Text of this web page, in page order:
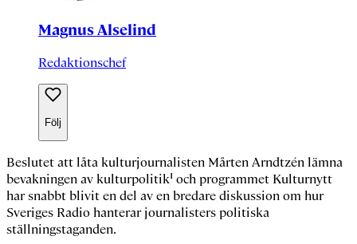
Magnus Alselind
Redaktionschef
Följ
Beslutet att låta kulturjournalisten Mårten Arndtzén lämna
bevakningen av kulturpolitik¹ och programmet Kulturnytt
har snabbt blivit en del av en bredare diskussion om hur
Sveriges Radio hanterar journalisters politiska
ställningstaganden.